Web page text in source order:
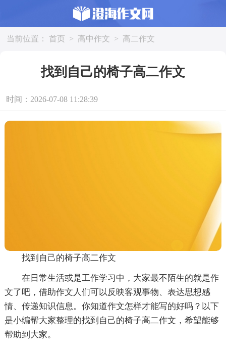
当前位置： 首页 > 高中作文 > 高二作文
找到自己的椅子高二作文
时间：2026-07-08 11:28:39
找到自己的椅子高二作文
在日常生活或是工作学习中，大家最不陌生的就是作
文了吧，借助作文人们可以反映客观事物、表达思想感
情、传递知识信息。你知道作文怎样才能写的好吗？以下
是小编帮大家整理的找到自己的椅子高二作文，希望能够
帮助到大家。